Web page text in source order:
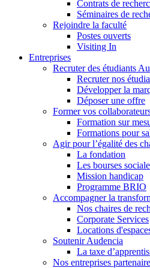
Contrats de
Séminaires de
Rejoindre la faculté
Postes ouverts
Visiting In
Entreprises
Recruter des étudiants
Recruter nos
Développer la
Déposer une offre
Former vos
Formation sur
Formations pour
Agir pour l’égalité des
La fondation
Les bourses
Mission handicap
Programme BRIO
Accompagner la
Nos chaires de
Corporate Services
Locations
Soutenir Audencia
La taxe
Nos entreprises